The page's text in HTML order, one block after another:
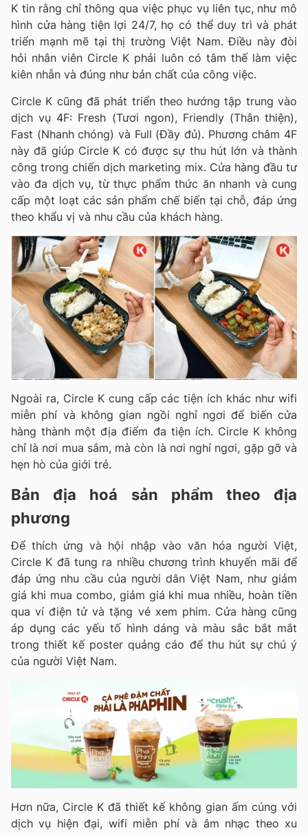
K tin rằng chỉ thông qua việc phục vụ liên tục, như mô
hình cửa hàng tiện lợi 24/7, họ có thể duy trì và phát
triển mạnh mẽ tại thị trường Việt Nam. Điều này đòi
hỏi nhân viên Circle K phải luôn có tâm thế làm việc
kiên nhẫn và đúng như bản chất của công việc.
Circle K cũng đã phát triển theo hướng tập trung vào
dịch vụ 4F: Fresh (Tươi ngon), Friendly (Thân thiện),
Fast (Nhanh chóng) và Full (Đầy đủ). Phương châm 4F
này đã giúp Circle K có được sự thu hút lớn và thành
công trong chiến dịch marketing mix. Cửa hàng đầu tư
vào đa dịch vụ, từ thực phẩm thức ăn nhanh và cung
cấp một loạt các sản phẩm chế biến tại chỗ, đáp ứng
theo khẩu vị và nhu cầu của khách hàng.
Ngoài ra, Circle K cung cấp các tiện ích khác như wifi
miễn phí và không gian ngồi nghỉ ngơi để biến cửa
hàng thành một địa điểm đa tiện ích. Circle K không
chỉ là nơi mua sắm, mà còn là nơi nghỉ ngơi, gặp gỡ và
hẹn hò của giới trẻ.
Bản địa hoá sản phẩm theo địa
phương
Để thích ứng và hội nhập vào văn hóa người Việt,
Circle K đã tung ra nhiều chương trình khuyến mãi để
đáp ứng nhu cầu của người dân Việt Nam, như giảm
giá khi mua combo, giảm giá khi mua nhiều, hoàn tiền
qua ví điện tử và tặng vé xem phim. Cửa hàng cũng
áp dụng các yếu tố hình dáng và màu sắc bắt mắt
trong thiết kế poster quảng cáo để thu hút sự chú ý
của người Việt Nam.
Hơn nữa, Circle K đã thiết kế không gian ấm cúng với
dịch vụ hiện đại, wifi miễn phí và âm nhạc theo xu